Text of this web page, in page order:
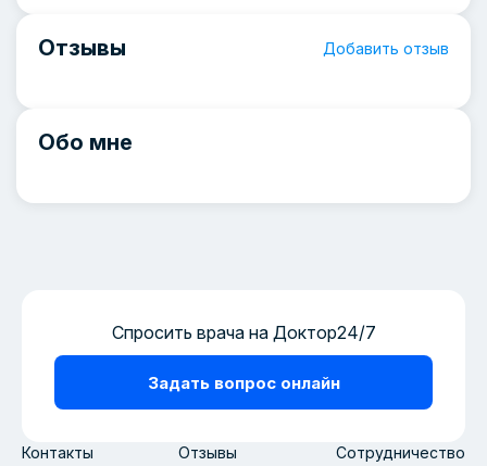
Отзывы Добавить отзыв
Обо мне
Контакты Отзывы Сотрудничество
Спросить врача на Доктор24/7
Задать вопрос онлайн